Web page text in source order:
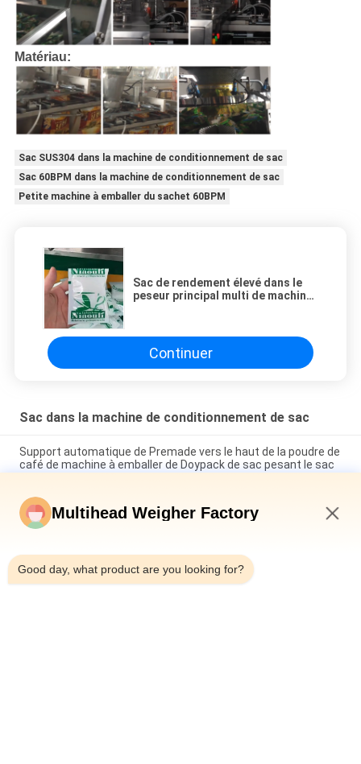
Matériau:
Sac SUS304 dans la machine de conditionnement de sac
Sac 60BPM dans la machine de conditionnement de sac
Petite machine à emballer du sachet 60BPM
Sac de rendement élevé dans le
peseur principal multi de machine
Continuer
Sac dans la machine de conditionnement de sac
Support automatique de Premade vers le haut de la poudre de
café de machine à emballer de Doypack de sac pesant le sac
Machine à laver les vaisseaux à grande vitesse automatique
Tablettes de détergent poubelles Poche machine à emballer
380V machine d'emballage de sac en sac multi-fonction
Multihead Weigher Factory
Good day, what product are you looking for?